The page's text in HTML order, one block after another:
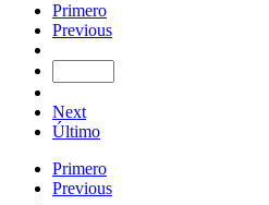
Primero
Previous
Next
Último
Primero
Previous